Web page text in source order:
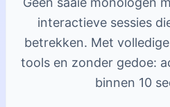
interactieve sessies
betrekken. Met
tools en zonder gedoe:
binnen 10